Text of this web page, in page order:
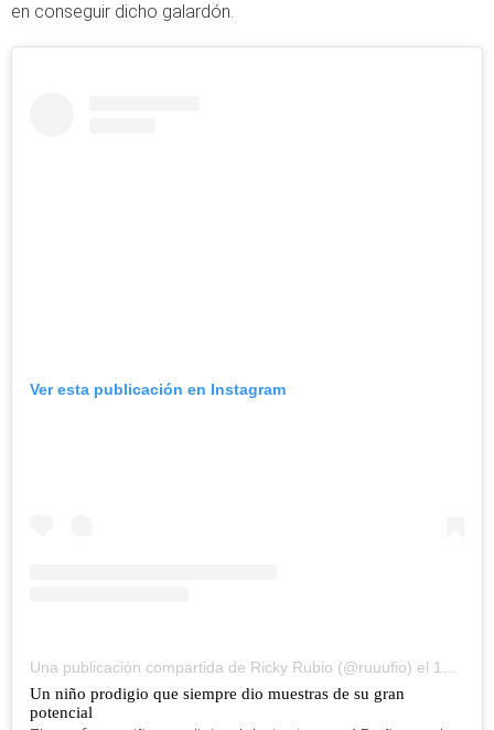
en conseguir dicho galardón.
Ver esta publicación en Instagram
Una publicación compartida de Ricky Rubio (@ruuufio) el 15 Sep, 2019 a las 9:18 PDT
Un niño prodigio que siempre dio muestras de su gran
potencial